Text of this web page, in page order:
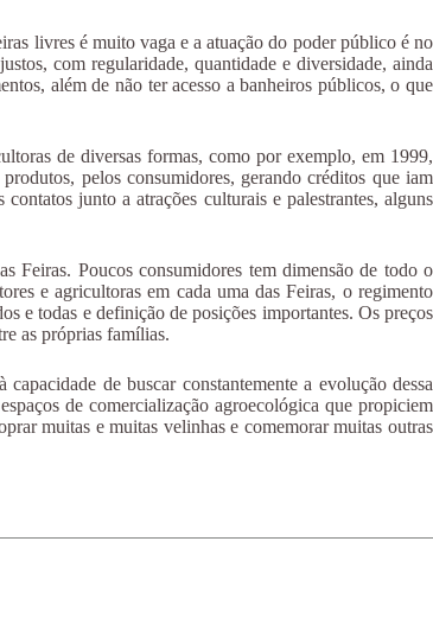
livres é muito vaga e a atuação do poder público é no
com regularidade, quantidade e diversidade, ainda
além de não ter acesso a banheiros públicos, o que
de diversas formas, como por exemplo, em 1999,
pelos consumidores, gerando créditos que iam
junto a atrações culturais e palestrantes, alguns
Feiras. Poucos consumidores tem dimensão de todo o
e agricultoras em cada uma das Feiras, o regimento
e todas e definição de posições importantes. Os preços
as próprias famílias.
de buscar constantemente a evolução dessa
de comercialização agroecológica que propiciem
muitas e muitas velinhas e comemorar muitas outras